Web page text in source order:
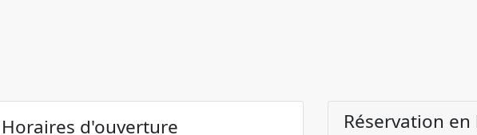
Horaires d'ouverture Réservation